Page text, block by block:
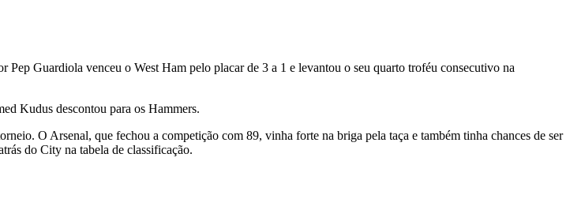
Guardiola venceu o West Ham pelo placar de 3 a 1 e levantou o seu quarto troféu consecutivo na
Kudus descontou para os Hammers.
O Arsenal, que fechou a competição com 89, vinha forte na briga pela taça e também tinha chances de ser
do City na tabela de classificação.